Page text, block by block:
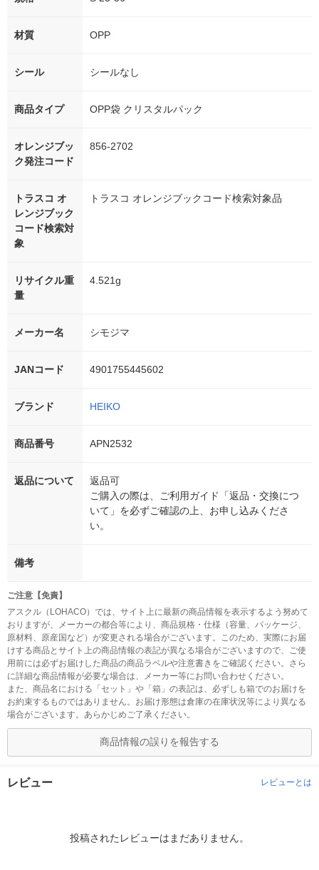
材質 OPP
シール シールなし
商品タイプ OPP袋 クリスタルパック
オレンジブッ
ク発注コード
856-2702
トラスコ オ
レンジブック
コード検索対
象
トラスコ オレンジブックコード検索対象品
リサイクル重
量
4.521g
メーカー名 シモジマ
JANコード 4901755445602
ブランド HEIKO
商品番号 APN2532
返品について
返品可
ご購入の際は、ご利用ガイド「返品・交換につ
いて」を必ずご確認の上、お申し込みくださ
い。
備考
ご注意【免責】
アスクル（LOHACO）では、サイト上に最新の商品情報を表示するよう努めて
おりますが、メーカーの都合等により、商品規格・仕様（容量、パッケージ、
原材料、原産国など）が変更される場合がございます。このため、実際にお届
けする商品とサイト上の商品情報の表記が異なる場合がございますので、ご使
用前には必ずお届けした商品の商品ラベルや注意書きをご確認ください。さら
に詳細な商品情報が必要な場合は、メーカー等にお問い合わせください。
また、商品名における「セット」や「箱」の表記は、必ずしも箱でのお届けを
お約束するものではありません。お届け形態は倉庫の在庫状況等により異なる
場合がございます。あらかじめご了承ください。
商品情報の誤りを報告する
レビュー レビューとは
投稿されたレビューはまだありません。